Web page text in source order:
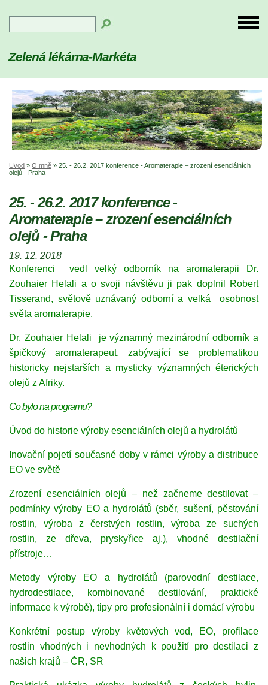
Zelená lékárna-Markéta
Úvod » O mně » 25. - 26.2. 2017 konference - Aromaterapie – zrození esenciálních
olejů - Praha
25. - 26.2. 2017 konference -
Aromaterapie – zrození esenciálních
olejů - Praha
19. 12. 2018
Konferenci vedl velký odborník na aromaterapii Dr.
Zouhaier Helali a o svoji návštěvu ji pak doplnil Robert
Tisserand, světově uznávaný odborní a velká osobnost
světa aromaterapie.
Dr. Zouhaier Helali
je významný mezinárodní odborník a
špičkový aromaterapeut, zabývající se problematikou
historicky nejstarších a mysticky významných éterických
olejů z Afriky.
Co bylo na programu?
Úvod do historie výroby esenciálních olejů a hydrolátů
Inovační pojetí současné doby v rámci výroby a distribuce
EO ve světě
Zrození esenciálních olejů – než začneme destilovat –
podmínky výroby EO a hydrolátů (sběr, sušení, pěstování
rostlin, výroba z čerstvých rostlin, výroba ze suchých
rostlin, ze dřeva, pryskyřice aj.), vhodné destilační
přístroje…
Metody výroby EO a hydrolátů (parovodní destilace,
hydrodestilace, kombinované destilování, praktické
informace k výrobě), tipy pro profesionální i domácí výrobu
Konkrétní postup výroby květových vod, EO, profilace
rostlin vhodných i nevhodných k použití pro destilaci z
našich krajů – ČR, SR